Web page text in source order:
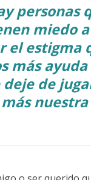
personas
miedo
el estigma
más
de